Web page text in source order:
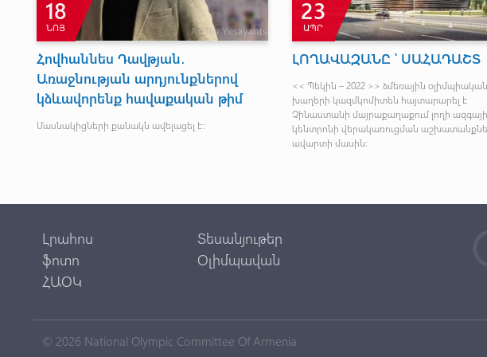
18
ՆՈՅ
Հովհաննես Դավթյան․
Առաջնության արդյունքներով
կձևավորենք հավաքական թիմ
Մասնակիցների քանակն ավելացել է։
23
ԱՊՐ
ԼՈՂԱՎԱԶԱՆԸ ՝ ՍԱՀԱԴԱՇՏ
<< Պեկին – 2022 >> ձմեռային օլիմպիական
խաղերի կազմկոմիտեն հայտարարել է
Չինաստանի մայրաքաղաքում լողի
կենտրոնի վերակառուցման
ավարտի մասին։
Լրահոս
Տեսանյութեր
ֆոտո
Օլիմպավան
ՀԱՕԿ
© 2026 National Olympic Committee Of Armenia